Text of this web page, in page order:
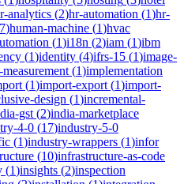
analytics (2)hr-automation (1)hr-
7)human-machine (1)hvac
(1)i18n (2)iam (1)ibm
(1)identity (4)ifrs-15 (1)image-
(1)implementation
(1)import-export (1)import-
design (1)incremental-
gst (2)india-marketplace
4-0 (17)industry-5-0
(1)industry-wrappers (1)infor
(10)infrastructure-as-code
(1)insights (2)inspection